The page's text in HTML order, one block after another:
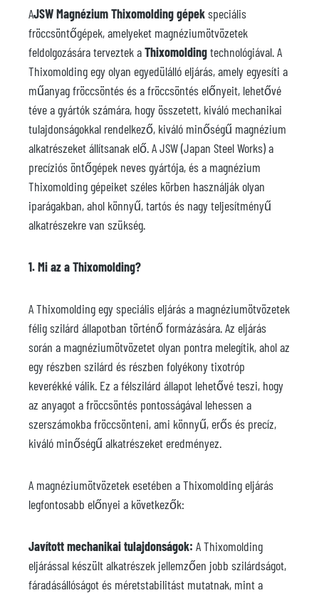
AJSW Magnézium Thixomolding gépekspeciális
fröccsöntőgépek, amelyeket magnéziumötvözetek
feldolgozására terveztek aThixomoldingtechnológiával. A
Thixomolding egy olyan egyedülálló eljárás, amely egyesíti a
műanyag fröccsöntés és a fröccsöntés előnyeit, lehetővé
téve a gyártók számára, hogy összetett, kiváló mechanikai
tulajdonságokkal rendelkező, kiváló minőségű magnézium
alkatrészeket állítsanak elő. A JSW (Japan Steel Works) a
precíziós öntőgépek neves gyártója, és a magnézium
Thixomolding gépeiket széles körben használják olyan
iparágakban, ahol könnyű, tartós és nagy teljesítményű
alkatrészekre van szükség.
1. Mi az a Thixomolding?
A Thixomolding egy speciális eljárás a magnéziumötvözetek
félig szilárd állapotban történő formázására. Az eljárás
során a magnéziumötvözetet olyan pontra melegítik, ahol az
egy részben szilárd és részben folyékony tixotróp
keverékké válik. Ez a félszilárd állapot lehetővé teszi, hogy
az anyagot a fröccsöntés pontosságával lehessen a
szerszámokba fröccsönteni, ami könnyű, erős és precíz,
kiváló minőségű alkatrészeket eredményez.
A magnéziumötvözetek esetében a Thixomolding eljárás
legfontosabb előnyei a következők:
Javított mechanikai tulajdonságok: A Thixomolding
eljárással készült alkatrészek jellemzően jobb szilárdságot,
fáradásállóságot és méretstabilitást mutatnak, mint a